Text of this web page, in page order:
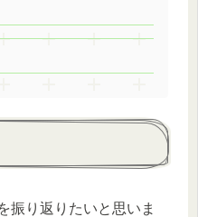
振り返りたいと思いま